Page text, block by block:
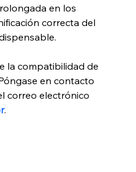
en los
correcta del
la compatibilidad de
en contacto
correo electrónico
.